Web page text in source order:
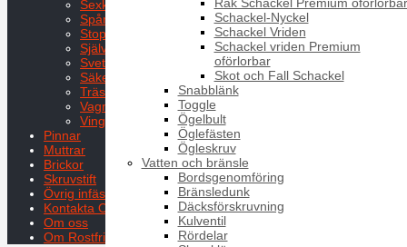
Schackel-Nyckel
Schackel Vriden
Schackel vriden Premium
oförlorbar
Skot och Fall Schackel
Snabblänk
Toggle
Ögelbult
Öglefästen
Ögleskruv
Vatten och bränsle
Bordsgenomföring
Bränsledunk
Däcksförskruvning
Kulventil
Rördelar
Sexkantsskruv
Spårskruv
Stoppskruv
Självborrande
Svetsskruv
Säkerhetsskruv
Träskruvar
Vagnsbult
Vingskruv
Pinnar
Muttrar
Brickor
Skruvstift
Övrig infästning
Kontakta Oss
Om oss
Om Rostfritt